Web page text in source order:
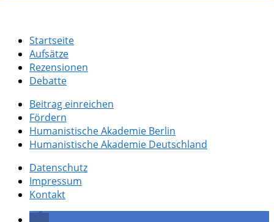
Startseite
Aufsätze
Rezensionen
Debatte
Beitrag einreichen
Fördern
Humanistische Akademie Berlin
Humanistische Akademie Deutschland
Datenschutz
Impressum
Kontakt